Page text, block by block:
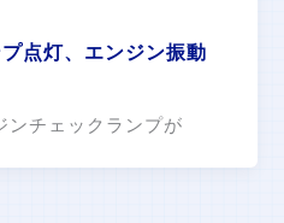
点灯、エンジン振動
ンチェックランプが